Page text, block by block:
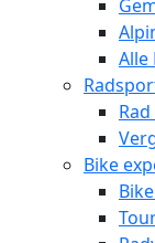
Alle
Bike